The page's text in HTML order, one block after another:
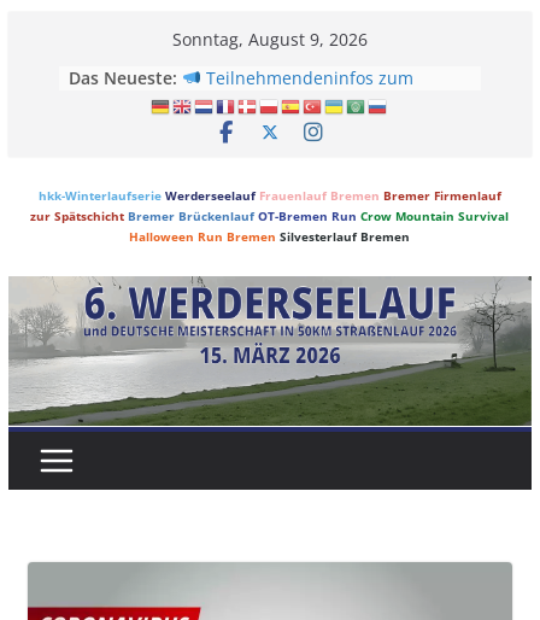
Sonntag, August 9, 2026
Das Neueste:
Teilnehmendeninfos zum
Werderseelauf 2025
Vermessen nach internationalen
Regeln! #IAAFapproved
für die Geschichtsbücher!
Werderseelauf 2025 – Ärger
vermeiden, Startnummer heute
abholen!
Trauerland beim Werderseelauf
2025: Unterstützung für trauernde
Kinder und Jugendliche
hkk-Winterlaufserie Werderseelauf Frauenlauf Bremen Bremer Firmenlauf
zur Spätschicht Bremer Brückenlauf OT-Bremen Run Crow Mountain Survival
Halloween Run Bremen Silvesterlauf Bremen